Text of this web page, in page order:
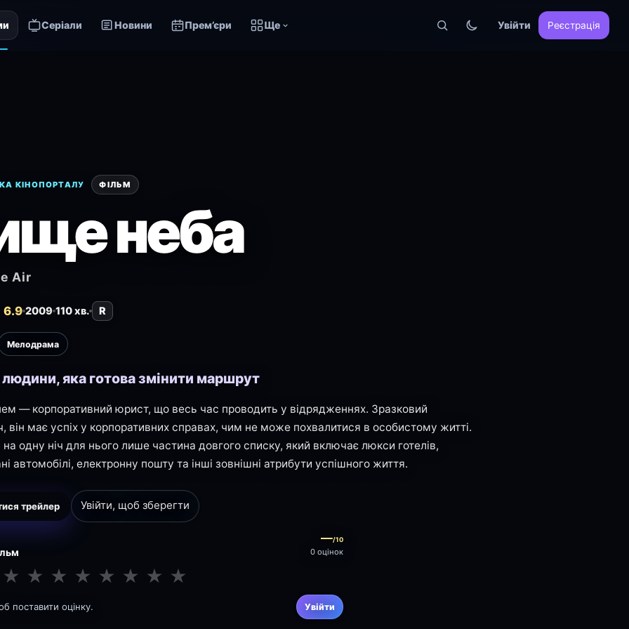
Серіали Новини Прем’єри Ще Увійти Реєстрація
КІНОПОРТАЛУ ФІЛЬМ
неба
Air
6.9 2009 110 хв. R
Мелодрама
людини, яка готова змінити маршрут
— корпоративний юрист, що весь час проводить у відрядженнях. Зразковий
він має успіх у корпоративних справах, чим не може похвалитися в особистому житті.
одну ніч для нього лише частина довгого списку, який включає люкси готелів,
автомобілі, електронну пошту та інші зовнішні атрибути успішного життя.
трейлер Увійти, щоб зберегти
—/10
0 оцінок
★ ★ ★ ★ ★ ★ ★ ★
поставити оцінку. Увійти